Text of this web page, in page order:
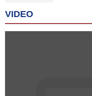
VIDEO